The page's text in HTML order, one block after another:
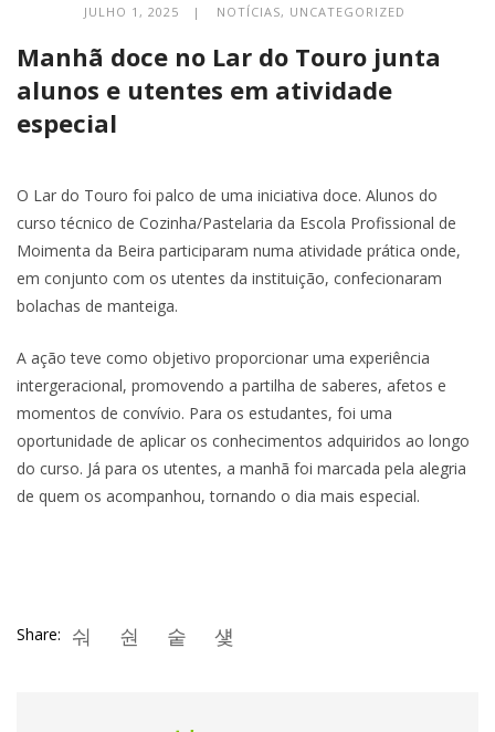
JULHO 1, 2025 | NOTÍCIAS, UNCATEGORIZED
Manhã doce no Lar do Touro junta
alunos e utentes em atividade
especial
O Lar do Touro foi palco de uma iniciativa doce. Alunos do
curso técnico de Cozinha/Pastelaria da Escola Profissional de
Moimenta da Beira participaram numa atividade prática onde,
em conjunto com os utentes da instituição, confecionaram
bolachas de manteiga.
A ação teve como objetivo proporcionar uma experiência
intergeracional, promovendo a partilha de saberes, afetos e
momentos de convívio. Para os estudantes, foi uma
oportunidade de aplicar os conhecimentos adquiridos ao longo
do curso. Já para os utentes, a manhã foi marcada pela alegria
de quem os acompanhou, tornando o dia mais especial.
Share: